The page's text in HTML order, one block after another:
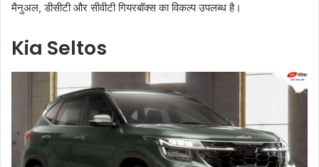
मैनुअल, डीसीटी और सीवीटी गियरबॉक्स का विकल्प उपलब्ध है।
Kia Seltos